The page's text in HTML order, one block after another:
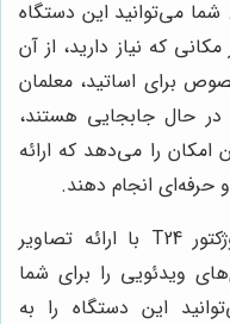
می‌توانید این دستگاه
که نیاز دارید، از آن
برای اساتید، معلمان
در حال جابجایی هستند،
را می‌دهد که ارائه
انجام دهند.
ویدئو پروژکتور T24 با ارائه تصاویر
ویدئویی را برای شما
این دستگاه را به